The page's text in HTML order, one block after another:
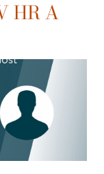
HR A